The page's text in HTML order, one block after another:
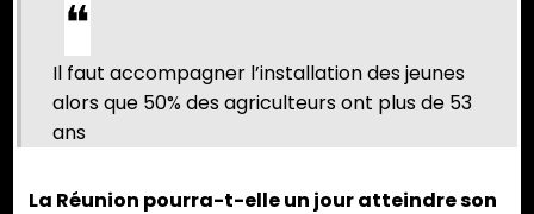
Il faut accompagner l’installation des jeunes
alors que 50% des agriculteurs ont plus de 53
ans
La Réunion pourra-t-elle un jour atteindre son